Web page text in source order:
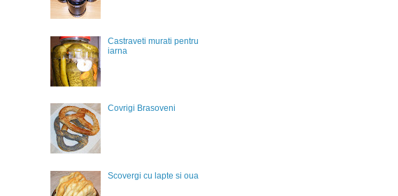
Castraveti murati pentru
iarna
Covrigi Brasoveni
Scovergi cu lapte si oua